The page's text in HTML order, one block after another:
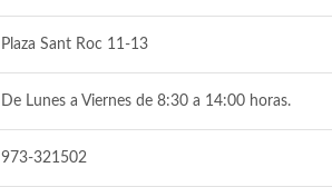
Plaza Sant Roc 11-13
De Lunes a Viernes de 8:30 a 14:00 horas.
973-321502